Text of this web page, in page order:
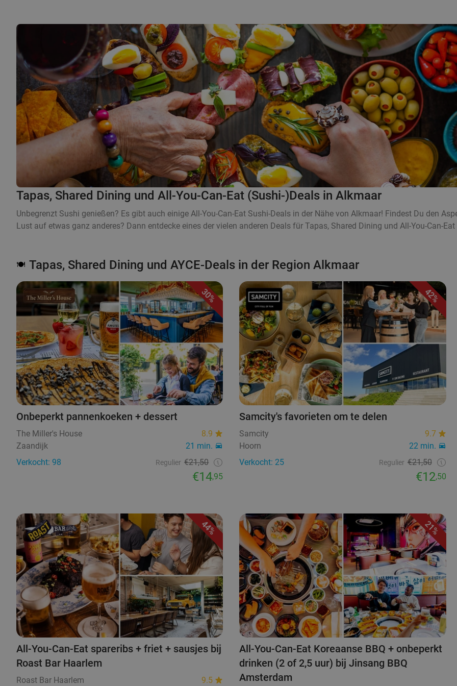
Tapas, Shared Dining und All-You-Can-Eat (Sushi-)Deals in Alkmaar
Unbegrenzt Sushi genießen? Es gibt auch einige All-You-Can-Eat Sushi-Deals in der Nähe von Alkmaar! Findest Du den
Lust auf etwas ganz anderes? Dann entdecke eines der vielen anderen Deals für Tapas, Shared Dining und All-You-Can-
🍽️ Tapas, Shared Dining und AYCE-Deals in der Region Alkmaar
30%
Onbeperkt pannenkoeken + dessert
The Miller's House
8.9
Zaandijk
21 min.
Verkocht: 98
Regulier €21,50
€14,95
42%
Samcity's favorieten om te delen
Samcity
9.7
Hoorn
22 min.
Verkocht: 25
Regulier €21,50
€12,50
44%
All-You-Can-Eat spareribs + friet + sausjes bij
Roast Bar Haarlem
Roast Bar Haarlem 9.5
21%
All-You-Can-Eat Koreaanse BBQ + onbeperkt
drinken (2 of 2,5 uur) bij Jinsang BBQ
Amsterdam